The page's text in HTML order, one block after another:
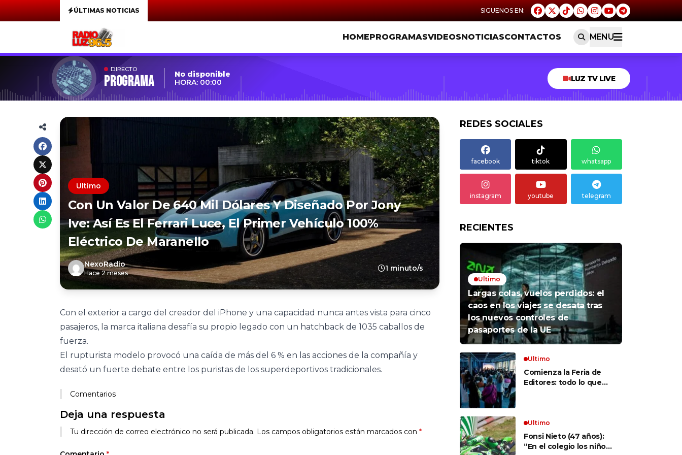
ÚLTIMAS NOTICIAS
HOMEPROGRAMASVIDEOSNOTICIASCONTACTOS MENU
DIRECTO
Programa
No disponible
HORA: 00:00
LUZ TV LIVE
Ultimo
Con Un Valor De 640 Mil Dólares Y Diseñado Por Jony
Ive: Así Es El Ferrari Luce, El Primer Vehículo 100%
Eléctrico De Maranello
NexoRadio
Hace 2 meses
1 minuto/s
Con el exterior a cargo del creador del iPhone y una capacidad nunca antes vista para cinco
pasajeros, la marca italiana desafía su propio legado con un hatchback de 1035 caballos de
fuerza.
El rupturista modelo provocó una caída de más del 6 % en las acciones de la compañía y
desató un fuerte debate entre los puristas de los superdeportivos tradicionales.
Comentarios
Deja una respuesta
Tu dirección de correo electrónico no será publicada. Los campos obligatorios están marcados con *
REDES SOCIALES
facebook tiktok whatsapp
instagram youtube telegram
RECIENTES
Ultimo
Largas colas, vuelos perdidos: el
caos en los viajes se desata tras
los nuevos controles de
pasaportes de la UE
Ultimo
Comienza la Feria de
Editores: todo lo que
Ultimo
Fonsi Nieto (47 años):
“En el colegio los niños